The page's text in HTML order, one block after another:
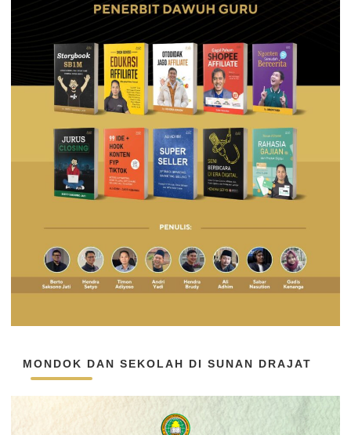
MONDOK DAN SEKOLAH DI SUNAN DRAJAT